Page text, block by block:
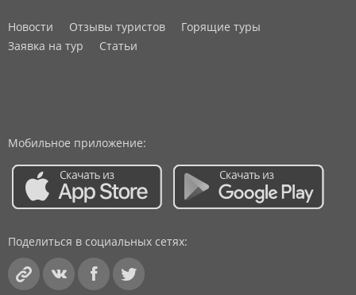
Новости Отзывы туристов
Горящие туры
Заявка на тур
Статьи
Мобильное приложение:
Поделиться в социальных сетях: